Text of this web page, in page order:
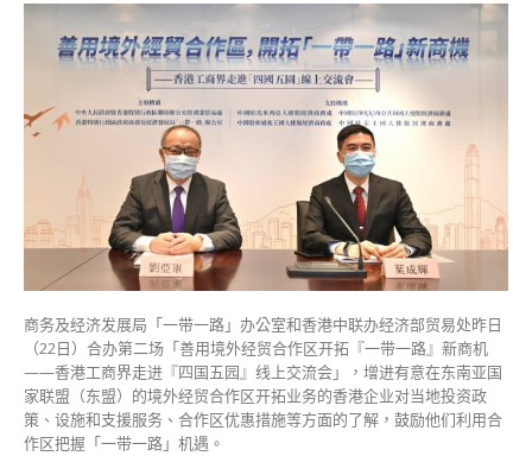
经
局
办
流
会
机
遇
冀
早
加
入
RCEP〉
中
商务及经济发展局「一带一路」办公室和香港中联办经济部贸易处昨日
（22日）合办第二场「善用境外经贸合作区开拓『一带一路』新商机
——香港工商界走进『四国五园』线上交流会」，增进有意在东南亚国
家联盟（东盟）的境外经贸合作区开拓业务的香港企业对当地投资政
策、设施和支援服务、合作区优惠措施等方面的了解，鼓励他们利用合
作区把握「一带一路」机遇。